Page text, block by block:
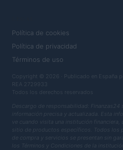
Política de cookies
Política de privacidad
Términos de uso
Copyright © 2026 · Publicado en España
REA 2729933
Todos los derechos reservados
Descargo de responsabilidad: Finanzas24
información precisa y actualizada. Esta
ve cuando visita una institución
sitio de productos específicos. Todos los
de compra y servicios se presentan sin
los Términos y Condiciones de la